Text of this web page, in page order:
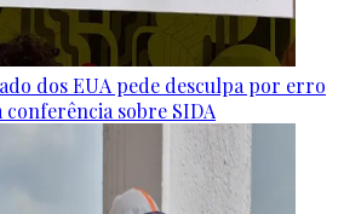
dos EUA pede desculpa por erro
sobre SIDA